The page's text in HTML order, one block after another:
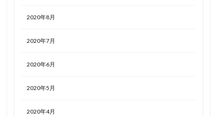
2020年8月
2020年7月
2020年6月
2020年5月
2020年4月